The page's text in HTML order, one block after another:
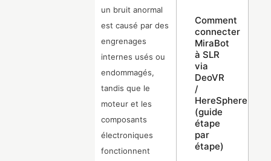
un bruit anormal
est causé par des
engrenages
internes usés ou
endommagés,
tandis que le
moteur et les
composants
électroniques
fonctionnent
Comment
connecter
MiraBot
à SLR
via
DeoVR
/
HereSphere
(guide
étape
par
étape)